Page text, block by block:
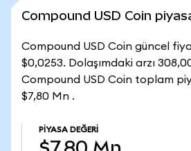
Compound USD Coin
Compound USD Coin güncel
$0,0253. Dolaşımdaki arzı
Compound USD Coin toplam
$7,80 Mn .
PIYASA DEĞERI